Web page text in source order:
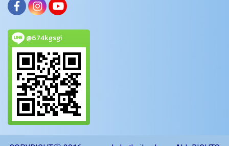
@674kgsgi